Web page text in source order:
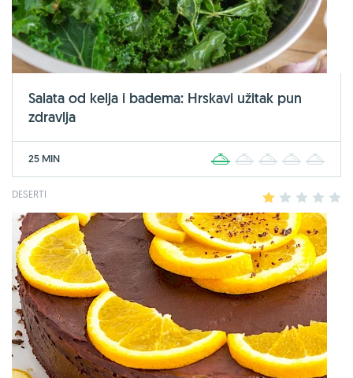
Salata od kelja i badema: Hrskavi užitak pun
zdravlja
25 MIN 2 3 4
DESERTI 2 3 4